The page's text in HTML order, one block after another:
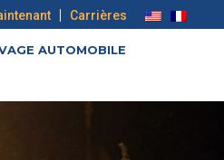
| Carrières
AUTOMOBILE